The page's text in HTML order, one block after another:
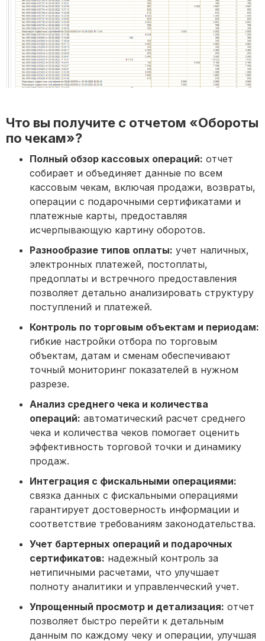
Что вы получите с отчетом «Обороты
по чекам»?
Полный обзор кассовых операций: отчет
собирает и объединяет данные по всем
кассовым чекам, включая продажи, возвраты,
операции с подарочными сертификатами и
платежные карты, предоставляя
исчерпывающую картину оборотов.
Разнообразие типов оплаты: учет наличных,
электронных платежей, постоплаты,
предоплаты и встречного предоставления
позволяет детально анализировать структуру
поступлений и платежей.
Контроль по торговым объектам и периодам:
гибкие настройки отбора по торговым
объектам, датам и сменам обеспечивают
точный мониторинг показателей в нужном
разрезе.
Анализ среднего чека и количества
операций: автоматический расчет среднего
чека и количества чеков помогает оценить
эффективность торговой точки и динамику
продаж.
Интеграция с фискальными операциями:
связка данных с фискальными операциями
гарантирует достоверность информации и
соответствие требованиям законодательства.
Учет бартерных операций и подарочных
сертификатов: надежный контроль за
нетипичными расчетами, что улучшает
полноту аналитики и управленческий учет.
Упрощенный просмотр и детализация: отчет
позволяет быстро перейти к детальным
данным по каждому чеку и операции, улучшая